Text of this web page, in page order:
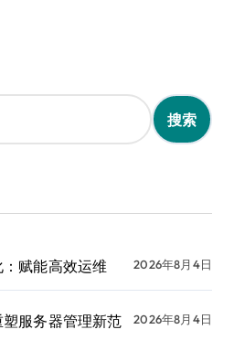
赋能高效运维 2026年8月4日
服务器管理新范
2026年8月4日